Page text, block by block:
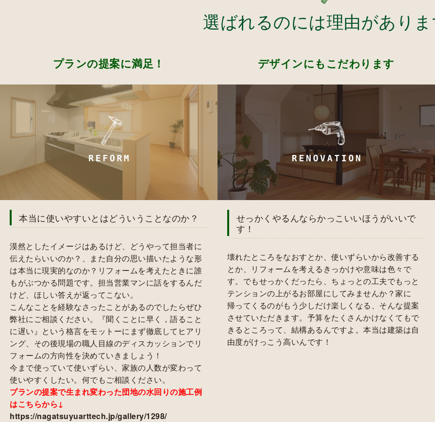
選ばれるのには理由があり
プランの提案に満足！
本当に使いやすいとはどういうことなのか？
漠然としたイメージはあるけど、どうやって担当者に
伝えたらいいのか？、また自分の思い描いたような形
は本当に現実的なのか？リフォームを考えたときに誰
もがぶつかる問題です。担当営業マンに話をするんだ
けど、ほしい答えが返ってこない。
こんなことを経験なさったことがあるのでしたらぜひ
弊社にご相談ください。『聞くことに早く，語ること
に遅い』という格言をモットーにまず徹底してヒアリ
ング、その後現場の職人目線のディスカッションでリ
フォームの方向性を決めていきましょう！
今まで使っていて使いずらい、家族の人数が変わって
使いやすくしたい。何でもご相談ください。
プランの提案で生まれ変わった団地の水回りの施工例
はこちらから↓
https://nagatsuyuarttech.jp/gallery/1298/
デザインにもこだわります
せっかくやるんならかっこいいほうがいいで
す！
壊れたところをなおすとか、使いずらいから改善する
とか、リフォームを考えるきっかけや意味は色々で
す。でもせっかくだったら、ちょっとの工夫でもっと
テンションの上がるお部屋にしてみませんか？家に
帰ってくるのがもう少しだけ楽しくなる、そんな提案
させていただきます。予算をたくさんかけなくてもで
きるところって、結構あるんですよ。本当は建築は自
由度がけっこう高いんです！